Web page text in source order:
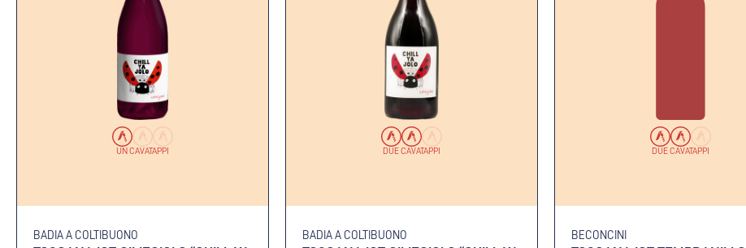
UN CAVATAPPI
BADIA A COLTIBUONO
DUE CAVATAPPI
BADIA A COLTIBUONO
DUE CAVATAPPI
BECONCINI